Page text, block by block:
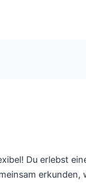
Du erlebst
erkunden,